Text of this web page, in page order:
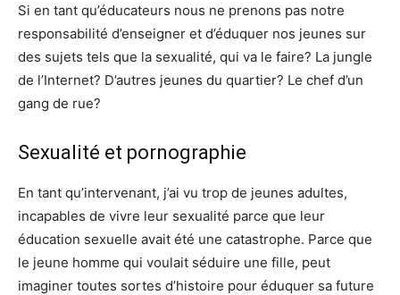
Si en tant qu’éducateurs nous ne prenons pas notre
responsabilité d’enseigner et d’éduquer nos jeunes sur
des sujets tels que la sexualité, qui va le faire? La jungle
de l’Internet? D’autres jeunes du quartier? Le chef d’un
gang de rue?
Sexualité et pornographie
En tant qu’intervenant, j’ai vu trop de jeunes adultes,
incapables de vivre leur sexualité parce que leur
éducation sexuelle avait été une catastrophe. Parce que
le jeune homme qui voulait séduire une fille, peut
imaginer toutes sortes d’histoire pour éduquer sa future